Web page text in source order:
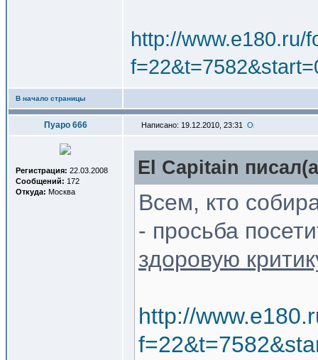
http://www.e180.ru/
В начало страницы
Пуаро 666 Написано: 19.12.2010, 23:31
Регистрация: 22.03.2008
Сообщений: 172
Откуда: Москва
El Capitain
Всем, кто
- просьба
здоровую
http://